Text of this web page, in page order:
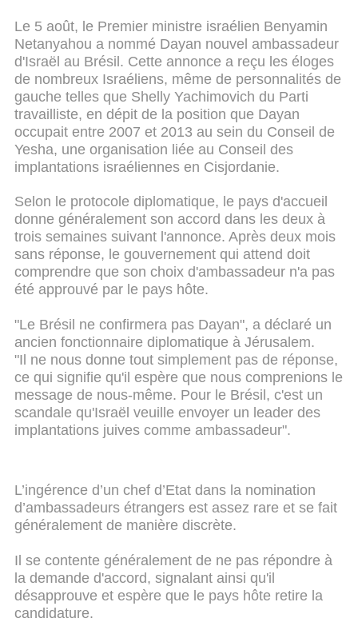
Le 5 août, le Premier ministre israélien Benyamin
Netanyahou a nommé Dayan nouvel ambassadeur
d'Israël au Brésil. Cette annonce a reçu les éloges
de nombreux Israéliens, même de personnalités de
gauche telles que Shelly Yachimovich du Parti
travailliste, en dépit de la position que Dayan
occupait entre 2007 et 2013 au sein du Conseil de
Yesha, une organisation liée au Conseil des
implantations israéliennes en Cisjordanie.
Selon le protocole diplomatique, le pays d'accueil
donne généralement son accord dans les deux à
trois semaines suivant l'annonce. Après deux mois
sans réponse, le gouvernement qui attend doit
comprendre que son choix d'ambassadeur n'a pas
été approuvé par le pays hôte.
"Le Brésil ne confirmera pas Dayan", a déclaré un
ancien fonctionnaire diplomatique à Jérusalem.
"Il ne nous donne tout simplement pas de réponse,
ce qui signifie qu'il espère que nous comprenions le
message de nous-même. Pour le Brésil, c'est un
scandale qu'Israël veuille envoyer un leader des
implantations juives comme ambassadeur".
L’ingérence d’un chef d’Etat dans la nomination
d’ambassadeurs étrangers est assez rare et se fait
généralement de manière discrète.
Il se contente généralement de ne pas répondre à
la demande d'accord, signalant ainsi qu'il
désapprouve et espère que le pays hôte retire la
candidature.